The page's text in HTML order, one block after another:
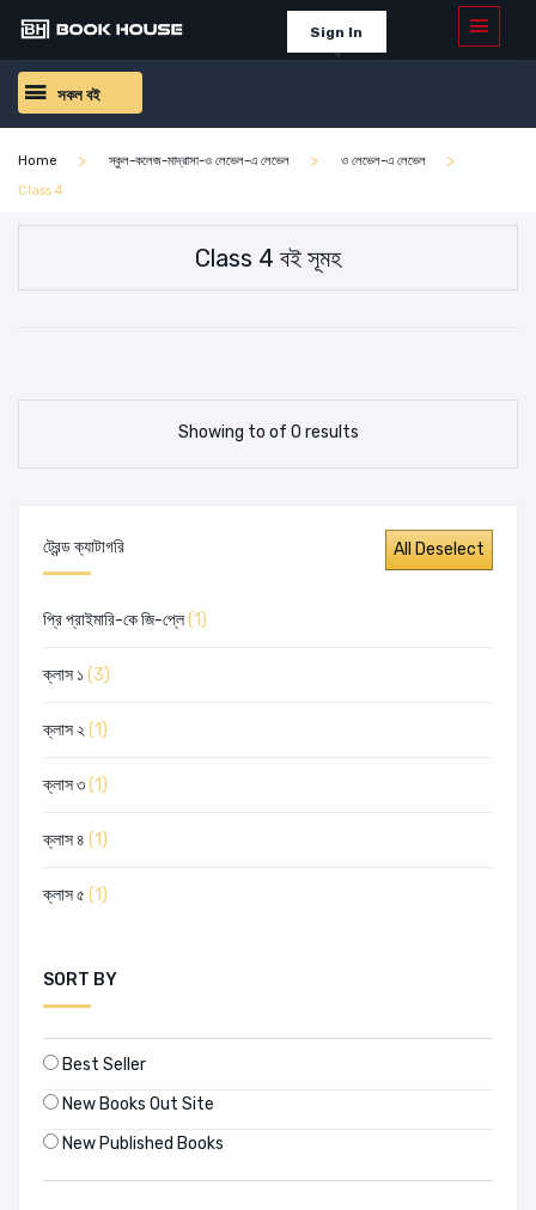
Sign In
সকল বই
Home স্কুল-কলেজ-মাদ্রাসা-ও লেভেল-এ লেভেল
ও লেভেল-এ লেভেল
Class 4
ট্রেন্ড ক্যাটাগরি
প্রি প্রাইমারি-কে জি-প্লে(1)
ক্লাস ১ (3)
ক্লাস ২ (1)
ক্লাস ৩(1)
ক্লাস ৪ (1)
ক্লাস ৫ (1)
SORT BY
Best Seller
New Books Out Site
New Published Books
Class 4 বই সূমহ
Showing to of 0 results